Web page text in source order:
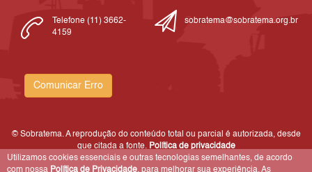
Telefone (11) 3662-
4159
sobratema@sobratema.org.br
Comunicar Erro
© Sobratema. A reprodução do conteúdo total ou parcial é autorizada, desde
que citada a fonte. Política de privacidade
Utilizamos cookies essenciais e outras tecnologias semelhantes, de acordo
com nossa Política de Privacidade, para melhorar sua experiência. As